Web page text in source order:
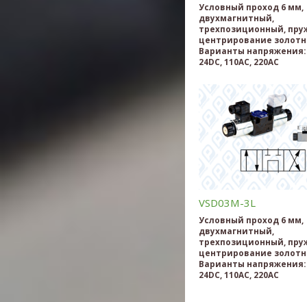
Условный проход 6 мм,
двухмагнитный,
трехпозиционный,
центрирование
Варианты напряжения:
24DC, 110AC, 220AC
VSD03M-3L
Условный проход 6 мм,
двухмагнитный,
трехпозиционный,
центрирование
Варианты напряжения:
24DC, 110AC, 220AC